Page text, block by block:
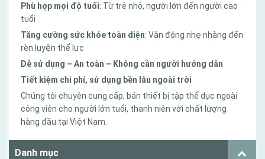
Phù hợp mọi độ tuổi: Từ trẻ nhỏ, người lớn đến người cao
tuổi
Tăng cường sức khỏe toàn diện: Vận động nhẹ nhàng đến
rèn luyện thể lực
Dễ sử dụng – An toàn – Không cần người hướng dẫn
Tiết kiệm chi phí, sử dụng bền lâu ngoài trời
Chúng tôi chuyên cung cấp, bán thiết bị tập thể dục ngoài
công viên cho người lớn tuổi, thanh niên với chất lượng
hàng đầu tại Việt Nam.
Danh mục